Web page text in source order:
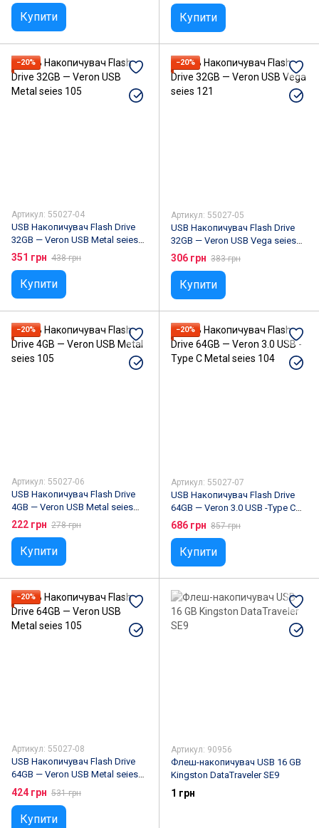
Купити Купити
−20%
Артикул: 55027-04
USB Накопичувач Flash Drive
32GB — Veron USB Metal seies
105
351 грн 438 грн
Купити
−20%
Артикул: 55027-05
USB Накопичувач Flash Drive
32GB — Veron USB Vega seies
121
306 грн 383 грн
Купити
−20%
Артикул: 55027-06
USB Накопичувач Flash Drive
4GB — Veron USB Metal seies
105
222 грн 278 грн
Купити
−20%
Артикул: 55027-07
USB Накопичувач Flash Drive
64GB — Veron 3.0 USB -Type C
Metal seies 104
686 грн 857 грн
Купити
−20%
Артикул: 55027-08
USB Накопичувач Flash Drive
64GB — Veron USB Metal seies
105
424 грн 531 грн
Купити
Артикул: 90956
Флеш-накопичувач USB 16 GB
Kingston DataTraveler SE9
1 грн